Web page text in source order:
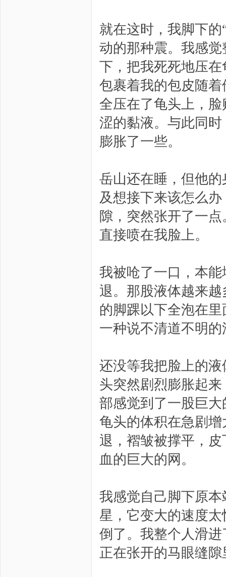
就在这时，我脚下
动的那种震。我感
下，把我死死地压
包裹着我的包皮随
全压在了龟头上，
涩的黏液。与此同
膨胀了一些。
岳山还在睡，但他
及想接下来该怎么
隙，突然张开了一
直接喷在我脸上。
我被呛了一口，本
退。那股液体越来
的脚踝以下全泡在
一种说不清道不明的
还没等我把脸上的
头突然剧烈膨胀起
部感觉到了一股巨
龟头的体积在急剧
退，褶皱被撑平，
血的巨大的网。
我感觉自己脚下原
星，它变大的速度
倒了。我整个人滑
正在张开的马眼缝隙